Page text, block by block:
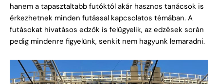
hanem a tapasztaltabb futóktól akár hasznos tanácsok is
érkezhetnek minden futással kapcsolatos témában. A
futásokat hivatásos edzők is felügyelik, az edzések során
pedig mindenre figyelünk, senkit nem hagyunk lemaradni.